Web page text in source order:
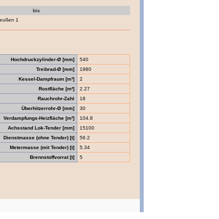
bis
1
Hochdruckzylinder-Ø [mm]
540
Treibrad-Ø [mm]
1980
Kessel-Dampfraum [m³]
2
Rostfläche [m²]
2.27
Rauchrohr-Zahl
18
Überhitzerrohr-Ø [mm]
30
Verdampfungs-Heizfläche [m²]
104.8
Achsstand Lok-Tender [mm]
15100
Dienstmasse (ohne Tender) [t]
56.2
Metermasse (mit Tender) [t]
5.34
Brennstoffvorrat [t]
5